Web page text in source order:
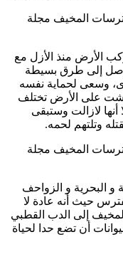
الأرض منذ الأزل مع
إلى طرق بسيطة
وسعى لحماية نفسه
على الأرض تختلف
أنها لازالت وستبقى
وتلتهم لحمه.
و البحرية و الزواحف
حيث أنه عادة لا
إلى الدب القطبي
أن تضع حدا لحياة